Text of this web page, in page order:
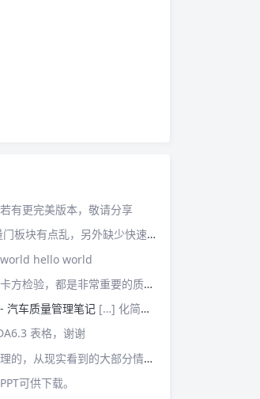
有更完美版本，敬请分享
板块有点乱，另外缺少快速反应板块。
hello world
，都是非常重要的质量管理概念，挺难理解的。
汽车质量管理笔记 […] 化简后的式子是我们在卡方检验中需要用到的式子，所以请大家牢记！对于上述式子有疑惑的读者可以学习基础的概率论，也可以参考我之前写的一篇关于独立的文章（《【直观数学】如何理解两事件间的独立关系》）。如果没有问题的话，我们可以进入到卡方检验原理与步骤的主体介绍部分！ […]
表格，谢谢
术的一丝不苟，容易在遇到需要展现管理能力的时候，就会表现出短板来。管理需要授权，更多应该思考团队、部门间，人员发展，对未来的变化做出应对等的能力。
可供下载。